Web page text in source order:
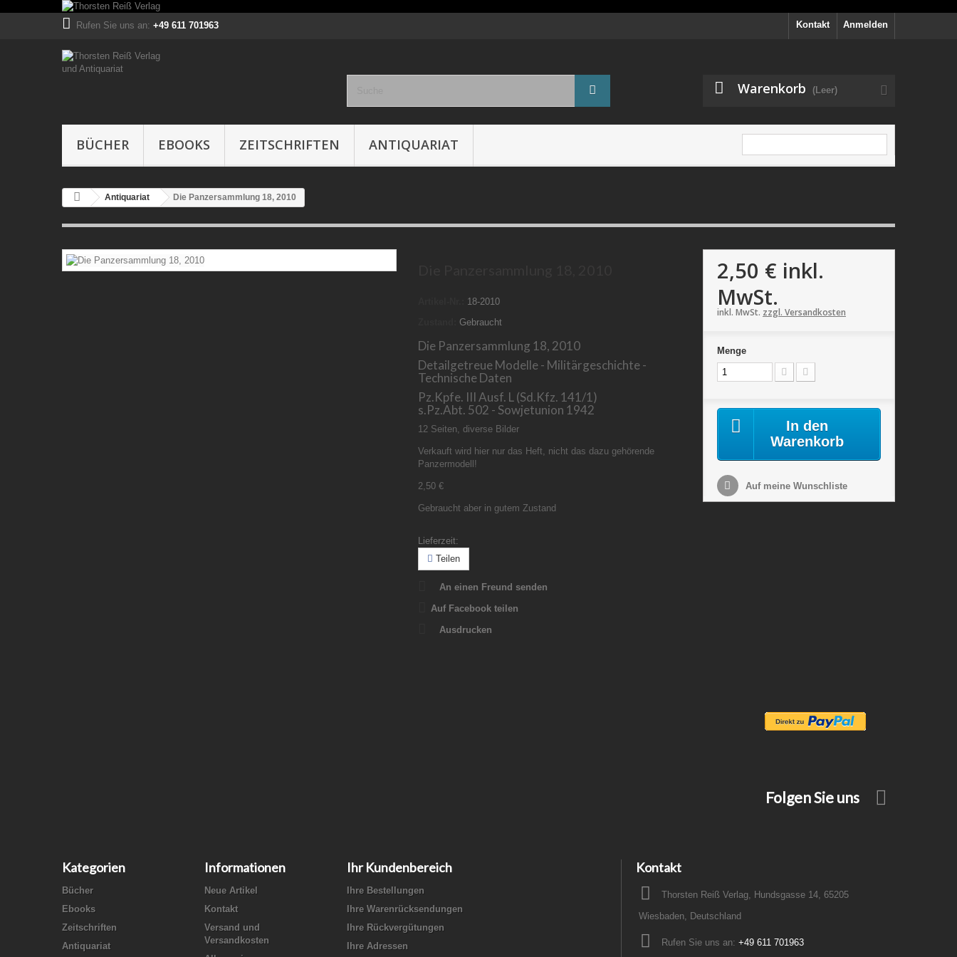
Anmelden
Kontakt
Rufen Sie uns an: +49 611 701963
Warenkorb (Leer)
BÜCHER EBOOKS ZEITSCHRIFTEN ANTIQUARIAT
Antiquariat Die Panzersammlung 18, 2010
18-2010
Gebraucht
Die Panzersammlung 18, 2010
Detailgetreue Modelle - Militärgeschichte -
Technische Daten
Pz.Kpfe. III Ausf. L (Sd.Kfz. 141/1)
s.Pz.Abt. 502 - Sowjetunion 1942
12 Seiten, diverse Bilder
Verkauft wird hier nur das Heft, nicht das dazu gehörende
Panzermodell!
2,50 €
Gebraucht aber in gutem Zustand
Lieferzeit:
Teilen
An einen Freund senden
Auf Facebook teilen
Ausdrucken
2,50 € inkl.
MwSt.
inkl. MwSt. zzgl. Versandkosten
Menge
In den
Warenkorb
Auf meine Wunschliste
Folgen Sie uns
Kategorien
Bücher
Ebooks
Zeitschriften
Antiquariat
Informationen
Neue Artikel
Kontakt
Versand und
Versandkosten
Ihr Kundenbereich
Ihre Bestellungen
Ihre Warenrücksendungen
Ihre Rückvergütungen
Ihre Adressen
Kontakt
Thorsten Reiß Verlag, Hundsgasse 14, 65205
Wiesbaden, Deutschland
Rufen Sie uns an: +49 611 701963